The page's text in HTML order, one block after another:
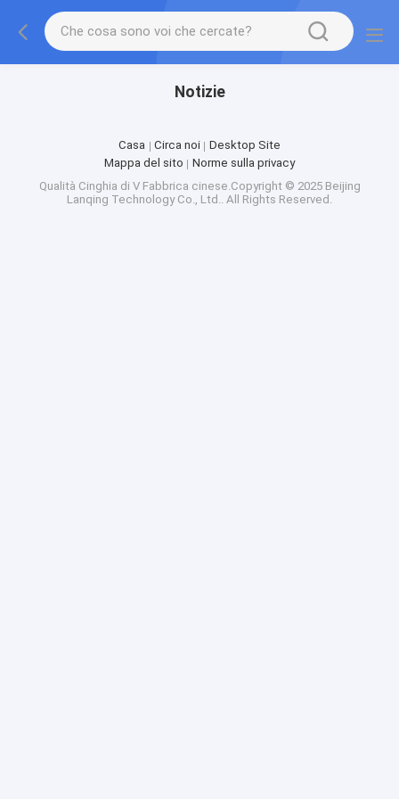
Notizie
Casa Circa noi
Desktop Site
Mappa del sito
Norme sulla privacy
Qualità Cinghia di VFabbrica cinese.Copyright © 2025 Beijing
Lanqing Technology Co., Ltd.. All Rights Reserved.